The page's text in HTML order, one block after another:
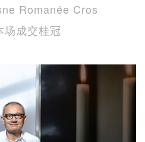
Romanée Cros
成交桂冠